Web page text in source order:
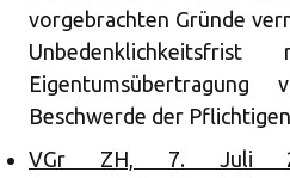
vorgebrachten Gründe
Beschwerde der
VGr ZH, 7. Juli